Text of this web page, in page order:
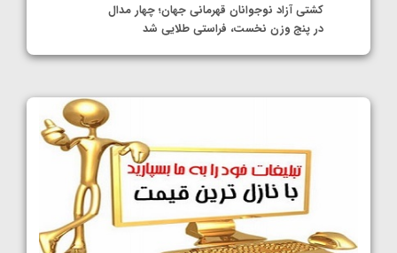
کشتی آزاد نوجوانان قهرمانی جهان؛ چهار مدال
در پنج وزن نخست، فراستی طلایی شد
1405/05/11
کشتی آزاد نوجوانان جهان؛ رقبای نمایندگان
ایران مشخص شدند
1405/05/08
کشتی فرنگی نوجوانان جهان؛ سکوی تیمی